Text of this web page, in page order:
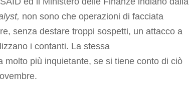
non sono che operazioni di facciata
senza destare troppi sospetti, un attacco a
i contanti. La stessa
molto più inquietante, se si tiene conto di ciò